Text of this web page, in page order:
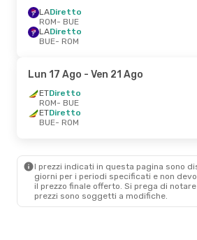
LADiretto
ROM- BUE
LADiretto
BUE- ROM
Lun 17 Ago - Ven 21 Ago
ETDiretto
ROM- BUE
ETDiretto
BUE- ROM
I prezzi indicati in questa pagina sono
giorni per i periodi specificati e non
il ​​prezzo finale offerto. Si prega di
prezzi sono soggetti a modifiche.